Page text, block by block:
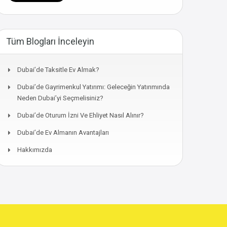
Tüm Blogları İnceleyin
Dubai’de Taksitle Ev Almak?
Dubai’de Gayrimenkul Yatırımı: Geleceğin Yatırımında
Neden Dubai’yi Seçmelisiniz?
Dubai’de Oturum İzni Ve Ehliyet Nasıl Alınır?
Dubai’de Ev Almanın Avantajları
Hakkımızda